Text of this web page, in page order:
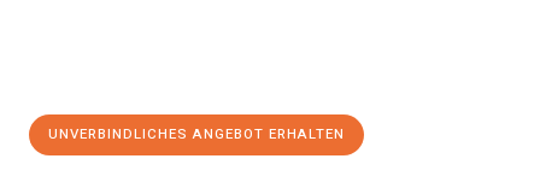
UNVERBINDLICHES ANGEBOT ERHALTEN